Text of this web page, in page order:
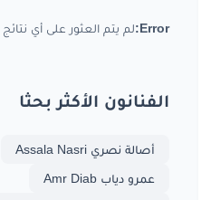
Error: لم يتم العثور على أي نتائج
الفنانون الأكثر بحثا
أصالة نصري Assala Nasri
عمرو دياب Amr Diab